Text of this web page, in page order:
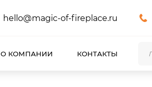
hello@magic-of-fireplace.ru
О КОМПАНИИ КОНТАКТЫ